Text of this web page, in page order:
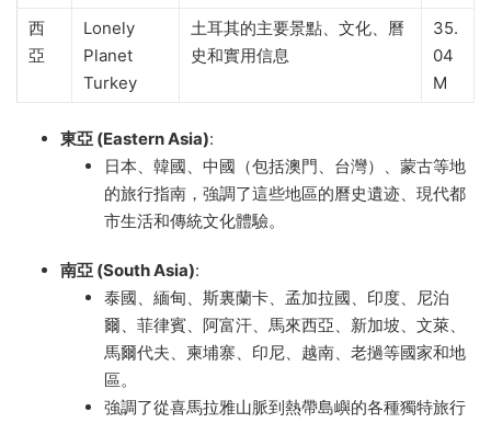
西
亞
Lonely
Planet
Turkey
土耳其的主要景點、文化、曆
史和實用信息
35.
04
M
東亞 (Eastern Asia):
日本、韓國、中國（包括澳門、台灣）、蒙古等地
的旅行指南，強調了這些地區的曆史遺迹、現代都
市生活和傳統文化體驗。
南亞 (South Asia):
泰國、緬甸、斯裏蘭卡、孟加拉國、印度、尼泊
爾、菲律賓、阿富汗、馬來西亞、新加坡、文萊、
馬爾代夫、柬埔寨、印尼、越南、老撾等國家和地
區。
強調了從喜馬拉雅山脈到熱帶島嶼的各種獨特旅行